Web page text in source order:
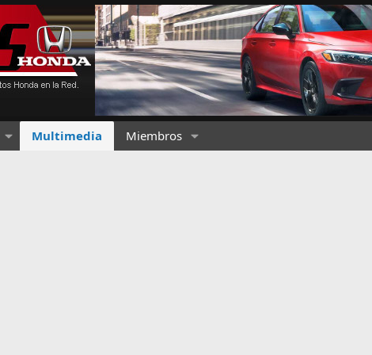
Multimedia Miembros